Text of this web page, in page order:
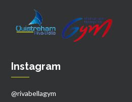
Instagram
@rivabellagym